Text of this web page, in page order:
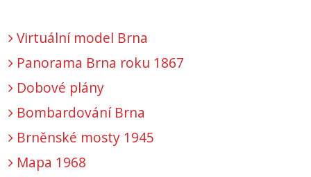
Virtuální model Brna
Panorama Brna roku 1867
Dobové plány
Bombardování Brna
Brněnské mosty 1945
Mapa 1968